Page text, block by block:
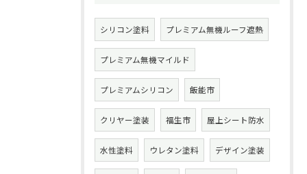
シリコン塗料 プレミアム無機ルーフ遮熱
プレミアム無機マイルド
プレミアムシリコン 飯能市
クリヤー塗装 福生市 屋上シート防水
水性塗料 ウレタン塗料 デザイン塗装